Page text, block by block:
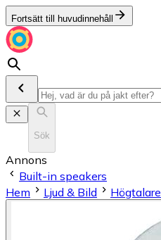
Fortsätt till huvudinnehåll
Sök
Annons
Built-in speakers
Hem
Ljud & Bild Högtalare